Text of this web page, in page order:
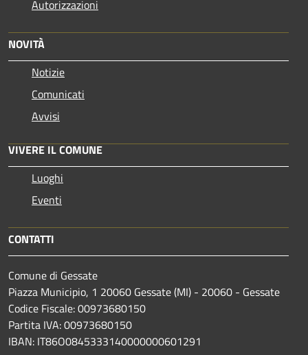
Autorizzazioni
NOVITÀ
Notizie
Comunicati
Avvisi
VIVERE IL COMUNE
Luoghi
Eventi
CONTATTI
Comune di Gessate
Piazza Municipio, 1 20060 Gessate (MI) - 20060 - Gessate
Codice Fiscale: 00973680150
Partita IVA: 00973680150
IBAN: IT86O0845333140000000601291